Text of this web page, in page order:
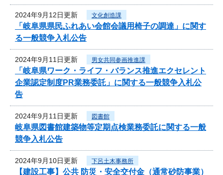
2024年9月12日更新 文化創造課
「岐阜県県民ふれあい会館会議用椅子の調達」に関す
る一般競争入札公告
2024年9月11日更新 男女共同参画推進課
「岐阜県ワーク・ライフ・バランス推進エクセレント
企業認定制度PR業務委託」に関する一般競争入札公
告
2024年9月11日更新 図書館
岐阜県図書館建築物等定期点検業務委託に関する一般
競争入札公告
2024年9月10日更新 下呂土木事務所
【建設工事】公共 防災・安全交付金（通常砂防事業）